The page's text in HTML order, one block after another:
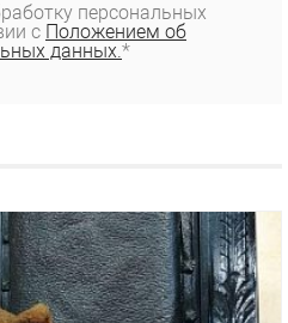
персональных
с Положением об
данных.*